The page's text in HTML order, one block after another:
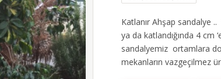
Katlanır Ahşap sandalye ..
ya da katlandığında 4 cm
sandalyemiz ortamlara
mekanların vazgeçilmez